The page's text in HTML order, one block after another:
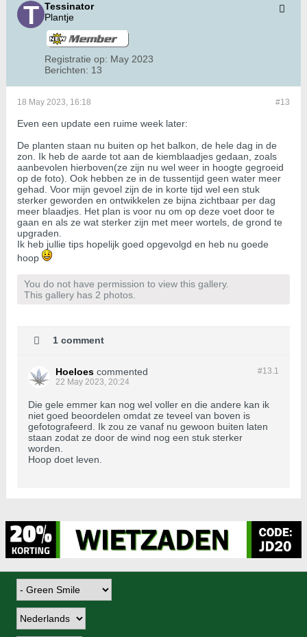
Tessinator
Plantje
Registratie op: May 2023
Berichten: 13
#13
18 May 2023, 16:18
Even een update een ruime week later:
De planten staan nu buiten op het balkon, de hele dag in de
zon. Ik heb de aarde tot aan de kiemblaadjes gedaan, zoals
aanbevolen hierboven(ze zijn nu wel weer in hoogte gegroeid
op de foto). Ook hebben ze in de tussentijd geen water meer
gehad. Voor mijn gevoel zijn de in korte tijd wel een stuk
sterker geworden en ontwikkelen ze bijna zichtbaar per dag
meer blaadjes. Het plan is voor nu om op deze voet door te
gaan en als ze wat sterker zijn met meer wortels, de grond te
upgraden.
Ik heb jullie tips hopelijk goed opgevolgd en heb nu goede
hoop
You do not have permission to view this gallery.
This gallery has 2 photos.
1 comment
#13.1
Hoeloes commented
22 May 2023, 20:24
Die gele emmer kan nog wel voller en die andere kan ik
niet goed beoordelen omdat ze teveel van boven is
gefotografeerd. Ik zou ze vanaf nu gewoon buiten laten
staan zodat ze door de wind nog een stuk sterker
worden.
Hoop doet leven.